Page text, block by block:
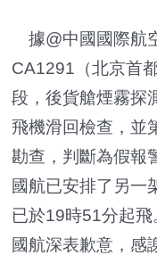
據@中國國際航
CA1291（北京首
段，後貨艙煙霧探
飛機滑回檢查，並
勘查，判斷為假報
國航已安排了另一
已於19時51分起飛
國航深表歉意，感